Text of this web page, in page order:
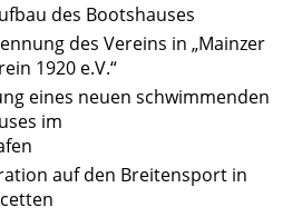
des Bootshauses
des Vereins in „Mainzer
1920 e.V.“
eines neuen schwimmenden
im
auf den Breitensport in